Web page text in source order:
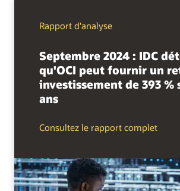
Rapport d'analyse
Septembre 2024 : IDC
qu'OCI peut fournir un
investissement de 393 %
ans
Consultez le rapport complet